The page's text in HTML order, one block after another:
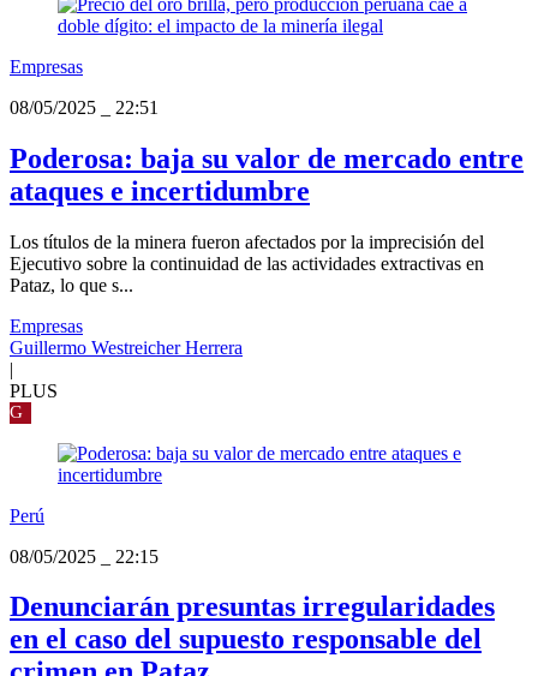
Empresas
08/05/2025
22:51
Poderosa: baja su valor de mercado entre
ataques e incertidumbre
Los títulos de la minera fueron afectados por la imprecisión del
Ejecutivo sobre la continuidad de las actividades extractivas en
Pataz, lo que s...
Empresas
Guillermo Westreicher Herrera
|
PLUS
G
Perú
08/05/2025
22:15
Denunciarán presuntas irregularidades
en el caso del supuesto responsable del